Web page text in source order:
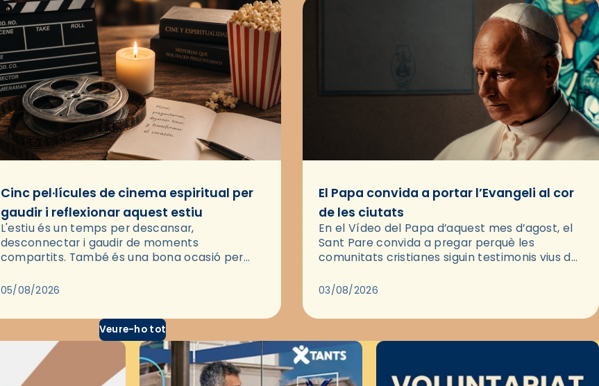
Cinc pel·lícules de cinema espiritual per
gaudir i reflexionar aquest estiu
L'estiu és un temps per descansar,
desconnectar i gaudir de moments
compartits. També és una bona ocasió per
través del cinema, reflexionar sobre les…
05/08/2026
El Papa convida a portar l’Evangeli al cor
de les ciutats
En el Vídeo del Papa d’aquest mes d’agost, el
Sant Pare convida a pregar perquè les
comunitats cristianes siguin testimonis vius de
pregària, el…
03/08/2026
Veure-ho tot